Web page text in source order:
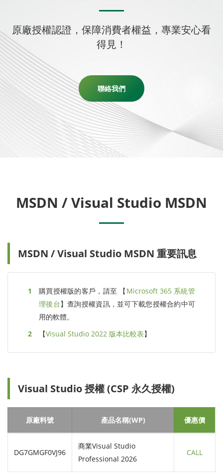
原廠授權認證，保障消費者權益，專業安心看
得見！
聯絡我們
MSDN / Visual Studio MSDN
MSDN / Visual Studio MSDN 重要訊息
購買授權版的客戶，請至 【 Microsoft 365 系統管
理後台】查詢授權資訊，並可下載您授權合約中可
用的軟體。
【Visual Studio 2022 版本比較表】
Visual Studio 授權 (CSP 永久授權)
原廠料號 產品名稱(WP) 優惠價
DG7GMGF0VJ96
商業Visual Studio
Professional 2026
CALL